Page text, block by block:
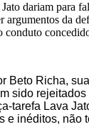
dariam para
da
conduto
Beto Richa,
sido
tarefa Lava
inéditos, não